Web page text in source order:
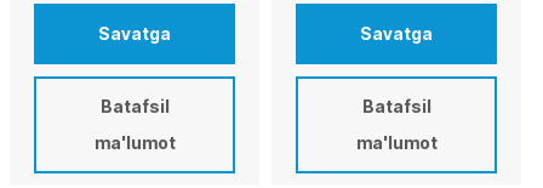
Savatga
Batafsil
ma'lumot
Savatga
Batafsil
ma'lumot